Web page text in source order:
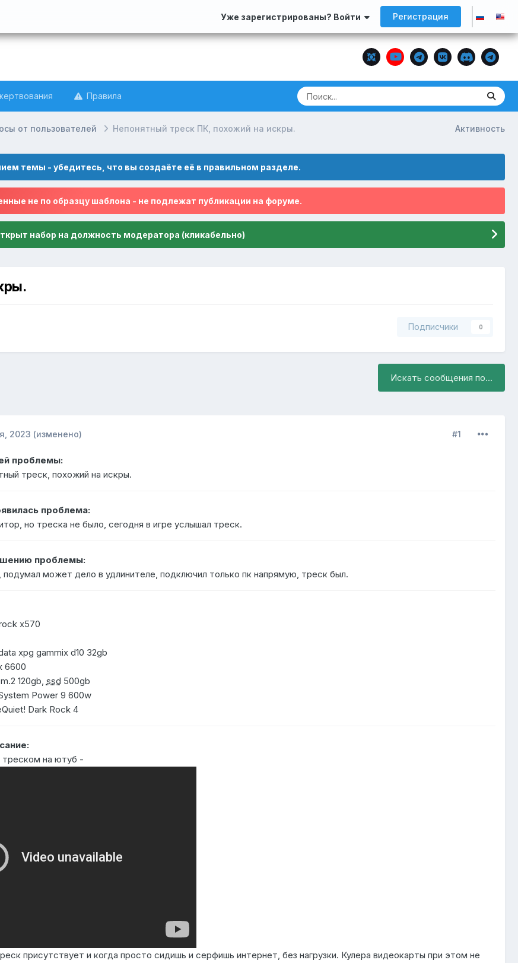
Уже зарегистрированы? Войти Регистрация
Правила
Активность
от пользователей Непонятный треск ПК, похожий на искры.
темы - убедитесь, что вы создаёте её в правильном разделе.
не по образцу шаблона - не подлежат публикации на форуме.
набор на должность модератора (кликабельно)
Подписчики 0
Искать сообщения по...
#1
2023 (изменено)
проблемы:
треск, похожий на искры.
проблема:
но треска не было, сегодня в игре услышал треск.
проблемы:
подумал может дело в удлинителе, подключил только пк напрямую, треск был.
x570
xpg gammix d10 32gb
6600
m.2 120gb, ssd 500gb
Power 9 600w
Dark Rock 4
треском на ютуб -
присутствует и когда просто сидишь и серфишь интернет, без нагрузки. Кулера видеокарты при этом не